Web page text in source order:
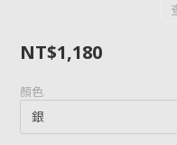
NT$1,180
顏色